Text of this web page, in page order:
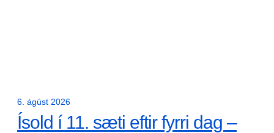
6. ágúst 2026
Ísold í 11. sæti eftir fyrri dag –